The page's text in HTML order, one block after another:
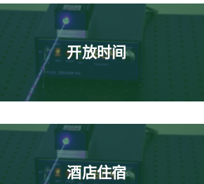
开放时间
酒店住宿